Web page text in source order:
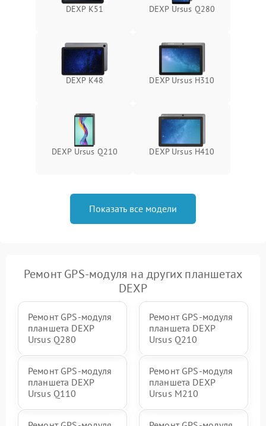
DEXP K51 DEXP Ursus Q280
DEXP K48 DEXP Ursus H310
DEXP Ursus Q210 DEXP Ursus H410
Показать все модели
Ремонт GPS-модуля на других планшетах
DEXP
Ремонт GPS-модуля
планшета DEXP
Ursus Q280
Ремонт GPS-модуля
планшета DEXP
Ursus Q210
Ремонт GPS-модуля
планшета DEXP
Ursus Q110
Ремонт GPS-модуля
планшета DEXP
Ursus M210